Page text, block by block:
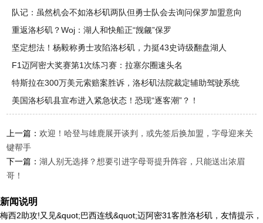
队记：虽然机会不如洛杉矶两队但勇士队会去询问保罗加盟意向
重返洛杉矶？Woj：湖人和快船正“觊觎”保罗
坚定想法！杨毅称勇士攻陷洛杉矶，力挺43史诗级翻盘湖人
F1迈阿密大奖赛第1次练习赛：拉塞尔圈速头名
特斯拉在300万美元索赔案胜诉，洛杉矶法院裁定辅助驾驶系统
Autopil
美国洛杉矶县宣布进入紧急状态！恐现“逐客潮”？！
上一篇：欢迎！哈登与雄鹿展开谈判，或先签后换加盟，字母迎来关
键帮手
下一篇：湖人别无选择？想要引进字母哥提升阵容，只能送出浓眉
哥！
新闻说明
梅西2助攻!又见&quot;巴西连线&quot;迈阿密31客胜洛杉矶，友情提示，